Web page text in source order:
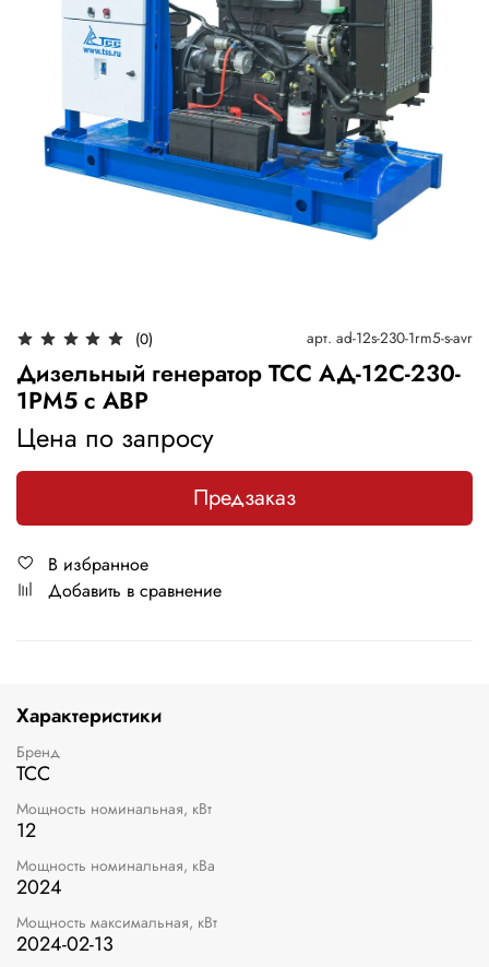
(0) арт. ad-12s-230-1rm5-s-avr
Дизельный генератор ТСС АД-12С-230-
1РМ5 с АВР
Цена по запросу
Предзаказ
В избранное
Добавить в сравнение
Характеристики
Бренд
ТСС
Мощность номинальная, кВт
12
Мощность номинальная, кВа
2024
Мощность максимальная, кВт
2024-02-13